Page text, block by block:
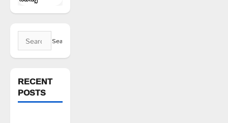
Search
for:
RECENT
POSTS